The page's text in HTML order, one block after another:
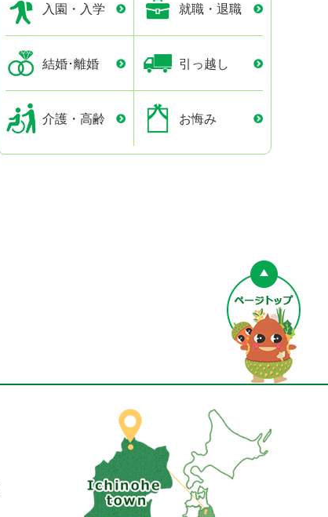
入園・入学 就職・退職
結婚･離婚 引っ越し
介護・高齢 お悔み